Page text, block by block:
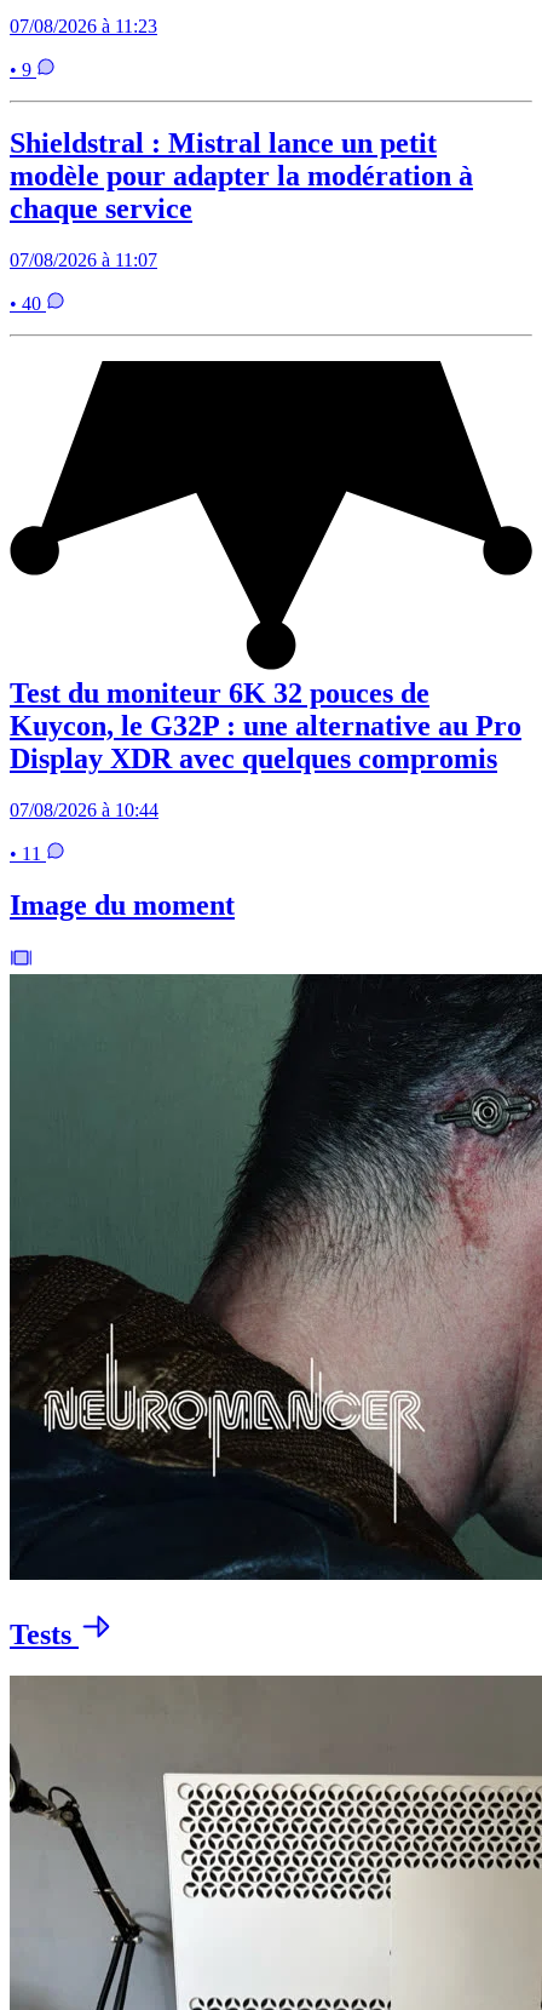
07/08/2026 à 11:23
• 9
Shieldstral : Mistral lance un petit
modèle pour adapter la modération à
chaque service
07/08/2026 à 11:07
• 40
Test du moniteur 6K 32 pouces de
Kuycon, le G32P : une alternative au Pro
Display XDR avec quelques compromis
07/08/2026 à 10:44
• 11
Image du moment
Tests